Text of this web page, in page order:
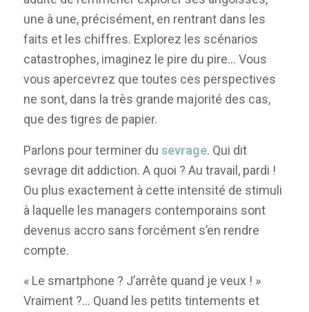
une à une, précisément, en rentrant dans les
faits et les chiffres. Explorez les scénarios
catastrophes, imaginez le pire du pire… Vous
vous apercevrez que toutes ces perspectives
ne sont, dans la très grande majorité des cas,
que des tigres de papier.
Parlons pour terminer du sevrage. Qui dit
sevrage dit addiction. A quoi ? Au travail, pardi !
Ou plus exactement à cette intensité de stimuli
à laquelle les managers contemporains sont
devenus accro sans forcément s’en rendre
compte.
« Le smartphone ? J’arrête quand je veux ! »
Vraiment ?… Quand les petits tintements et